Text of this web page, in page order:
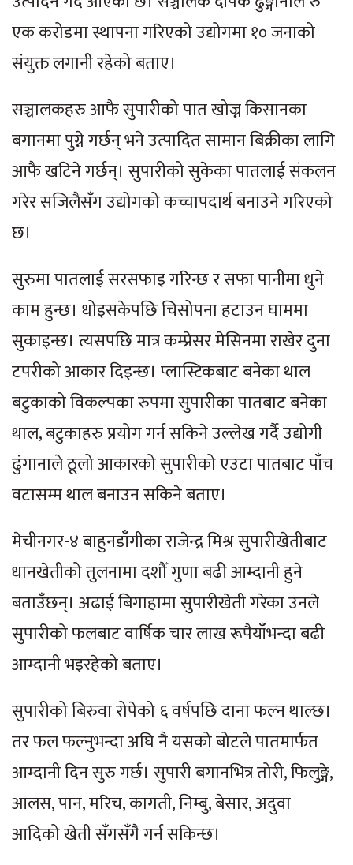
एक करोडमा स्थापना गरिएको उद्योगमा १० जनाको
संयुक्त लगानी रहेको बताए।
सञ्चालकहरु आफै सुपारीको पात खोज्न किसानका
बगानमा पुग्ने गर्छन् भने उत्पादित सामान बिक्रीका लागि
आफै खटिने गर्छन्। सुपारीको सुकेका पातलाई संकलन
गरेर सजिलैसँग उद्योगको कच्चापदार्थ बनाउने गरिएको
छ।
सुरुमा पातलाई सरसफाइ गरिन्छ र सफा पानीमा धुने
काम हुन्छ। धोइसकेपछि चिसोपना हटाउन घाममा
सुकाइन्छ। त्यसपछि मात्र कम्प्रेसर मेसिनमा राखेर दुना
टपरीको आकार दिइन्छ। प्लास्टिकबाट बनेका थाल
बटुकाको विकल्पका रुपमा सुपारीका पातबाट बनेका
थाल, बटुकाहरु प्रयोग गर्न सकिने उल्लेख गर्दै उद्योगी
ढुंगानाले ठूलो आकारको सुपारीको एउटा पातबाट पाँच
वटासम्म थाल बनाउन सकिने बताए।
मेचीनगर-४ बाहुनडाँगीका राजेन्द्र मिश्र सुपारीखेतीबाट
धानखेतीको तुलनामा दशौँ गुणा बढी आम्दानी हुने
बताउँछन्। अढाई बिगाहामा सुपारीखेती गरेका उनले
सुपारीको फलबाट वार्षिक चार लाख रूपैयाँभन्दा बढी
आम्दानी भइरहेको बताए।
सुपारीको बिरुवा रोपेको ६ वर्षपछि दाना फल्न थाल्छ।
तर फल फल्नुभन्दा अघि नै यसको बोटले पातमार्फत
आम्दानी दिन सुरु गर्छ। सुपारी बगानभित्र तोरी, फिलुङ्गे,
आलस, पान, मरिच, कागती, निम्बु, बेसार, अदुवा
आदिको खेती सँगसँगै गर्न सकिन्छ।